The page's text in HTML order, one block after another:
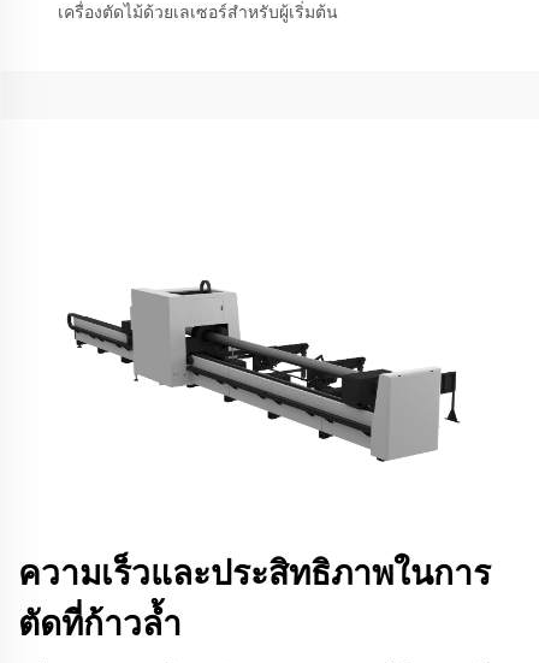
เครื่องตัดไม้ด้วยเลเซอร์สำหรับผู้เริ่มต้น
ความเร็วและประสิทธิภาพในการ
ตัดที่ก้าวล้ำ